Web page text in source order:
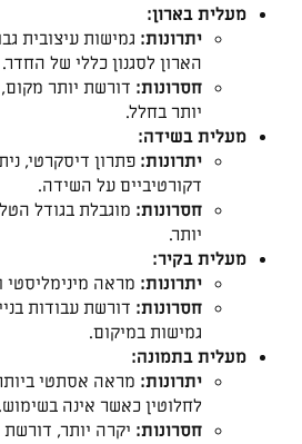
מעלית בארון:
יתרונות: גמישות עיצובית
הארון לסגנון כללי של החדר.
חסרונות: דורשת יותר
יותר בחלל.
מעלית בשידה:
יתרונות: פתרון דיסקרטי,
דקורטיביים על השידה.
חסרונות: מוגבלת בגודל
יותר.
מעלית בקיר:
יתרונות: מראה מינימליסטי
חסרונות: דורשת עבודות
גמישות במיקום.
מעלית בתמונה:
יתרונות: מראה אסתטי
לחלוטין כאשר אינה בשימוש.
חסרונות: יקרה יותר,